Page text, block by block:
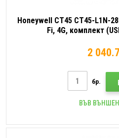
Honeywell CT45 CT45-L1N-
Fi, 4G, комплект
2
бр.
ВЪВ